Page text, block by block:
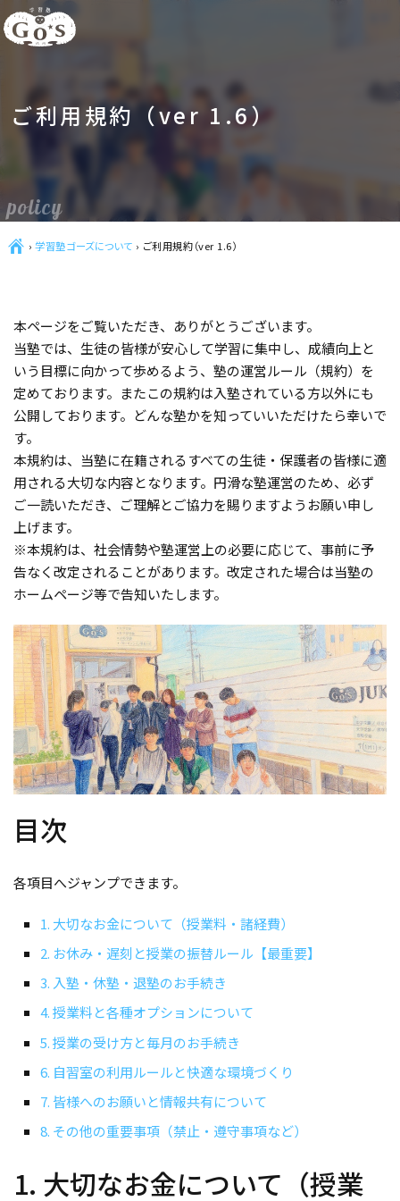
policy
ご利用規約（ver 1.6）
Ç ›学習塾ゴーズについて › ご利用規約（ver 1.6）
本ページをご覧いただき、ありがとうございます。
当塾では、生徒の皆様が安心して学習に集中し、成績向上と
いう目標に向かって歩めるよう、塾の運営ルール（規約）を
定めております。またこの規約は入塾されている方以外にも
公開しております。どんな塾かを知っていいただけたら幸いで
す。
本規約は、当塾に在籍されるすべての生徒・保護者の皆様に適
用される大切な内容となります。円滑な塾運営のため、必ず
ご一読いただき、ご理解とご協力を賜りますようお願い申し
上げます。
※本規約は、社会情勢や塾運営上の必要に応じて、事前に予
告なく改定されることがあります。改定された場合は当塾の
ホームページ等で告知いたします。
目次
各項目へジャンプできます。
1. 大切なお金について（授業料・諸経費）
2. お休み・遅刻と授業の振替ルール【最重要】
3. 入塾・休塾・退塾のお手続き
4. 授業料と各種オプションについて
5. 授業の受け方と毎月のお手続き
6. 自習室の利用ルールと快適な環境づくり
7. 皆様へのお願いと情報共有について
8. その他の重要事項（禁止・遵守事項など）
1. 大切なお金について（授業